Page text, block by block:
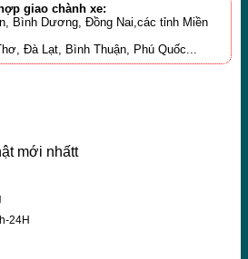
giao chành xe:
Bình Dương, Đồng Nai,các tỉnh Miền
Đà Lạt, Bình Thuận, Phú Quốc...
mới nhấtt
24H